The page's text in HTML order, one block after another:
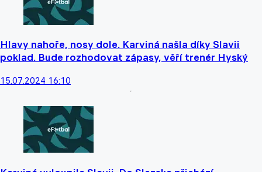
Hlavy nahoře, nosy dole. Karviná našla díky Slavii
poklad. Bude rozhodovat zápasy, věří trenér Hyský
15.07.2024 16:10